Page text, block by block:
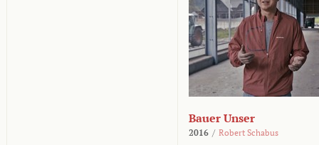
Bauer Unser
2016 / Robert Schabus